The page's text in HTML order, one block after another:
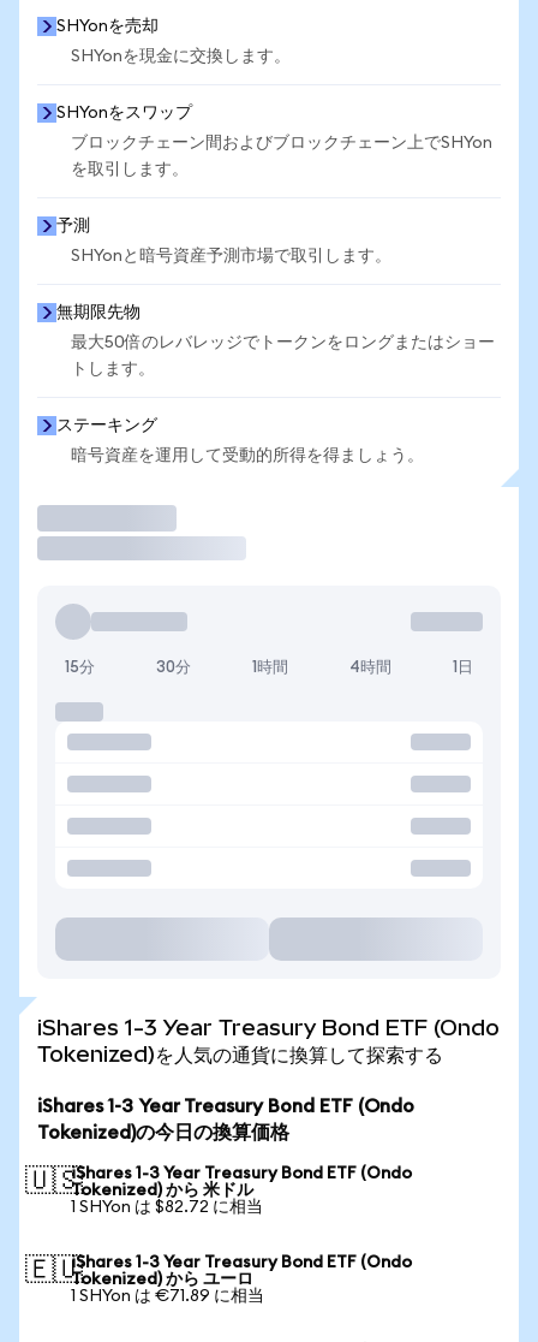
SHYonを売却
SHYonを現金に交換します。
SHYonをスワップ
ブロックチェーン間およびブロックチェーン上でSHYon
を取引します。
予測
SHYonと暗号資産予測市場で取引します。
無期限先物
最大50倍のレバレッジでトークンをロングまたはショー
トします。
ステーキング
暗号資産を運用して受動的所得を得ましょう。
15分 30分 1時間 4時間 1日
iShares 1-3 Year Treasury Bond ETF (Ondo
Tokenized)を人気の通貨に換算して探索する
iShares 1-3 Year Treasury Bond ETF (Ondo
Tokenized)の今日の換算価格
🇺🇸iShares 1-3 Year Treasury Bond ETF (Ondo
Tokenized) から 米ドル
1 SHYon は $82.72 に相当
🇪🇺iShares 1-3 Year Treasury Bond ETF (Ondo
Tokenized) から ユーロ
1 SHYon は €71.89 に相当